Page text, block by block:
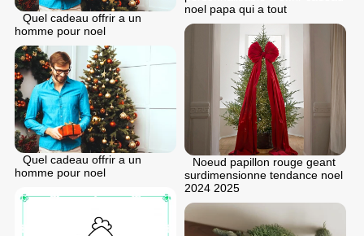
noel papa qui a tout
Quel cadeau offrir a un
homme pour noel
Noeud papillon rouge geant
surdimensionne tendance noel
2024 2025
Quel cadeau offrir a un
homme pour noel